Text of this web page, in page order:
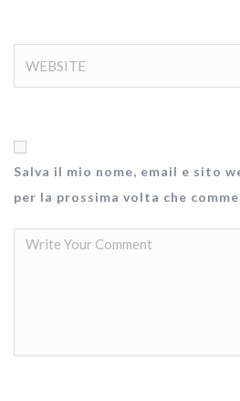
Salva il mio nome, email e sito
per la prossima volta che